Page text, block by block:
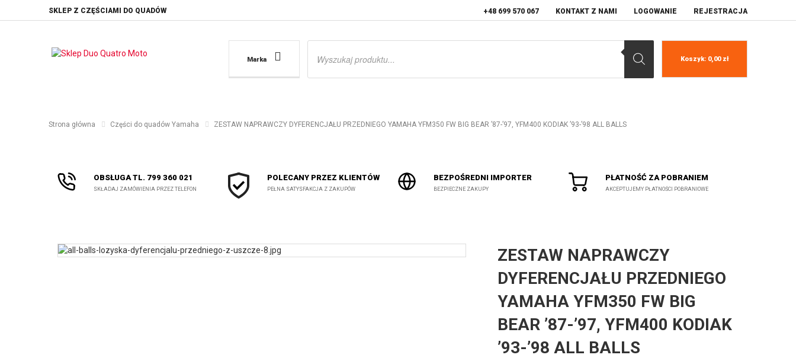
SKLEP Z CZĘŚCIAMI DO QUADÓW +48 699 570 067 KONTAKT Z NAMI LOGOWANIE REJESTRACJA
Marka
Wyszukiwarka
Koszyk: 0,00 zł
Strona główna Części do quadów Yamaha ZESTAW NAPRAWCZY DYFERENCJAŁU PRZEDNIEGO YAMAHA YFM350 FW BIG BEAR ’87-’97, YFM400 KODIAK ’93-’98 ALL BALLS
OBSŁUGA TL. 799 360 021
SKŁADAJ ZAMÓWIENIA PRZEZ TELEFON
POLECANY PRZEZ KLIENTÓW
PEŁNA SATYSFAKCJA Z ZAKUPÓW
BEZPOŚREDNI IMPORTER
BEZPIECZNE ZAKUPY
PŁATNOŚĆ ZA POBRANIEM
AKCEPTUJEMY PŁATNOŚCI POBRANIOWE
ZESTAW NAPRAWCZY
DYFERENCJAŁU PRZEDNIEGO
YAMAHA YFM350 FW BIG
BEAR ’87-’97, YFM400 KODIAK
’93-’98 ALL BALLS